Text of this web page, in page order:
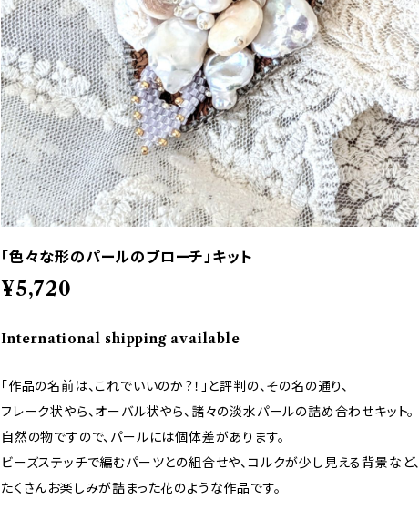
「色々な形のパールのブローチ」キット
¥5,720
International shipping available
「作品の名前は、これでいいのか？！」と評判の、その名の通り、
フレーク状やら、オーバル状やら、諸々の淡水パールの詰め合わせキット。
自然の物ですので、パールには個体差があります。
ビーズステッチで編むパーツとの組合せや、コルクが少し見える背景など、
たくさんお楽しみが詰まった花のような作品です。